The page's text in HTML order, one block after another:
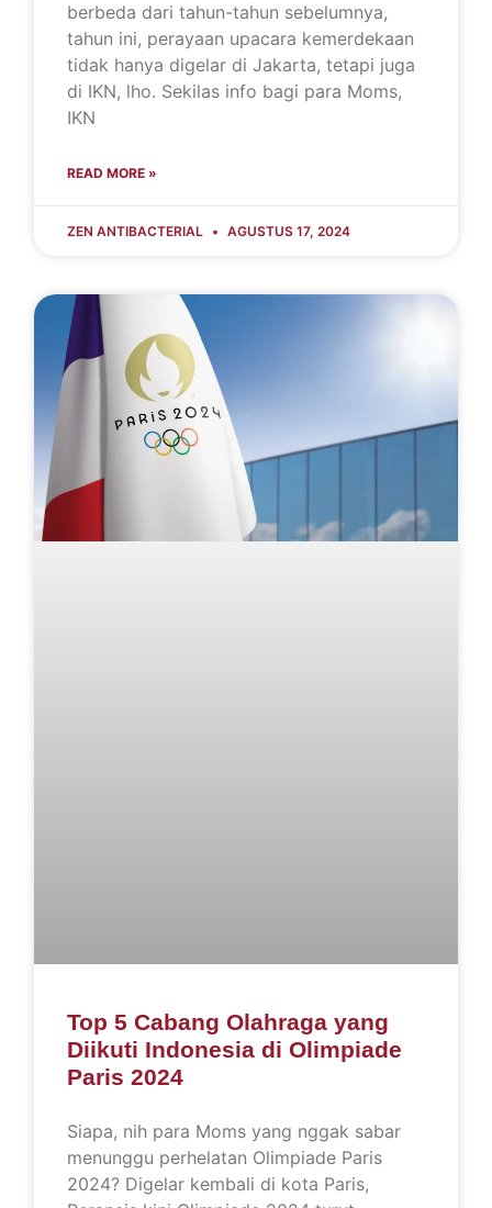
berbeda dari tahun-tahun sebelumnya,
tahun ini, perayaan upacara kemerdekaan
tidak hanya digelar di Jakarta, tetapi juga
di IKN, lho. Sekilas info bagi para Moms,
IKN
READ MORE »
ZEN ANTIBACTERIAL AGUSTUS 17, 2024
Top 5 Cabang Olahraga yang
Diikuti Indonesia di Olimpiade
Paris 2024
Siapa, nih para Moms yang nggak sabar
menunggu perhelatan Olimpiade Paris
2024? Digelar kembali di kota Paris,